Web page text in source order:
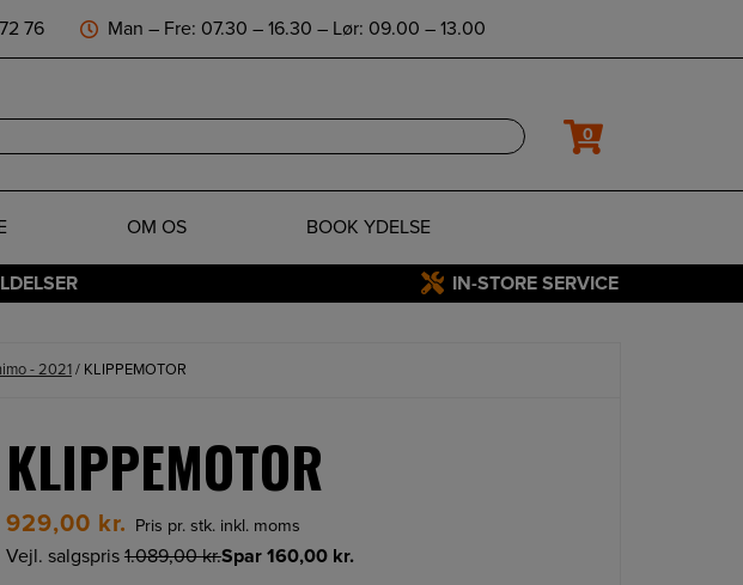
76 Man – Fre: 07.30 – 16.30 – Lør: 09.00 – 13.00
0
OM OS BOOK YDELSE
IN-STORE SERVICE
- 2021/ KLIPPEMOTOR
KLIPPEMOTOR
929,00 kr. Pris pr. stk. inkl. moms
Vejl. salgspris 1.089,00kr.Spar 160,00 kr.